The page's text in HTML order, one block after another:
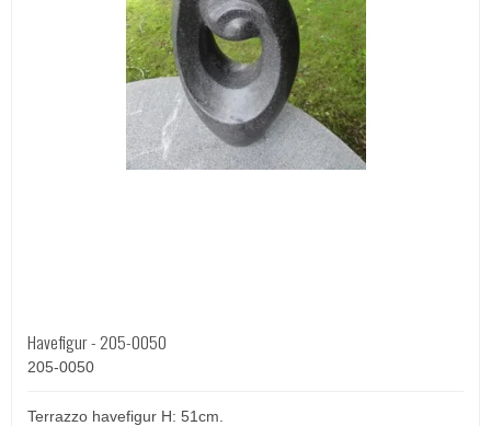
Havefigur - 205-0050
205-0050
Terrazzo havefigur H: 51cm.